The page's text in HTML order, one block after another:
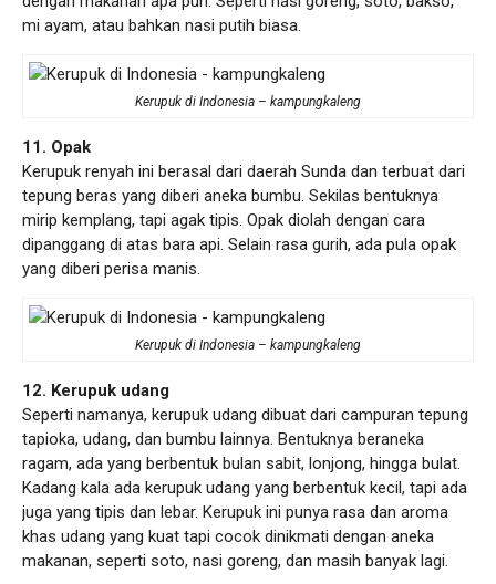
mi ayam, atau bahkan nasi putih biasa.
Kerupuk di Indonesia – kampungkaleng
11. Opak
Kerupuk renyah ini berasal dari daerah Sunda dan terbuat dari
tepung beras yang diberi aneka bumbu. Sekilas bentuknya
mirip kemplang, tapi agak tipis. Opak diolah dengan cara
dipanggang di atas bara api. Selain rasa gurih, ada pula opak
yang diberi perisa manis.
Kerupuk di Indonesia – kampungkaleng
12. Kerupuk udang
Seperti namanya, kerupuk udang dibuat dari campuran tepung
tapioka, udang, dan bumbu lainnya. Bentuknya beraneka
ragam, ada yang berbentuk bulan sabit, lonjong, hingga bulat.
Kadang kala ada kerupuk udang yang berbentuk kecil, tapi ada
juga yang tipis dan lebar. Kerupuk ini punya rasa dan aroma
khas udang yang kuat tapi cocok dinikmati dengan aneka
makanan, seperti soto, nasi goreng, dan masih banyak lagi.